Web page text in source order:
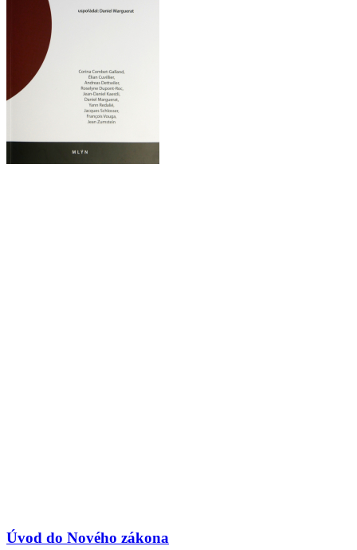
Úvod do Nového zákona